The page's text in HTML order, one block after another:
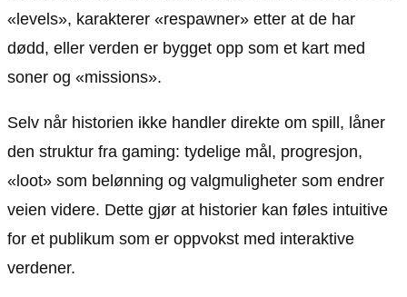
«levels», karakterer «respawner» etter at de har
dødd, eller verden er bygget opp som et kart med
soner og «missions».
Selv når historien ikke handler direkte om spill, låner
den struktur fra gaming: tydelige mål, progresjon,
«loot» som belønning og valgmuligheter som endrer
veien videre. Dette gjør at historier kan føles intuitive
for et publikum som er oppvokst med interaktive
verdener.